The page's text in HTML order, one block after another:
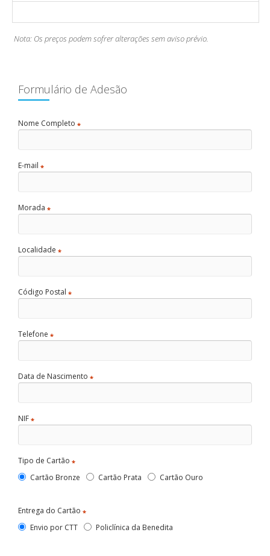
Nota: Os preços podem sofrer alterações sem aviso prévio.
Formulário de Adesão
Nome Completo *
E-mail *
Morada *
Localidade *
Código Postal *
Telefone *
Data de Nascimento *
NIF *
Tipo de Cartão *
Cartão Bronze Cartão Prata Cartão Ouro
Entrega do Cartão *
Envio por CTT Policlínica da Benedita